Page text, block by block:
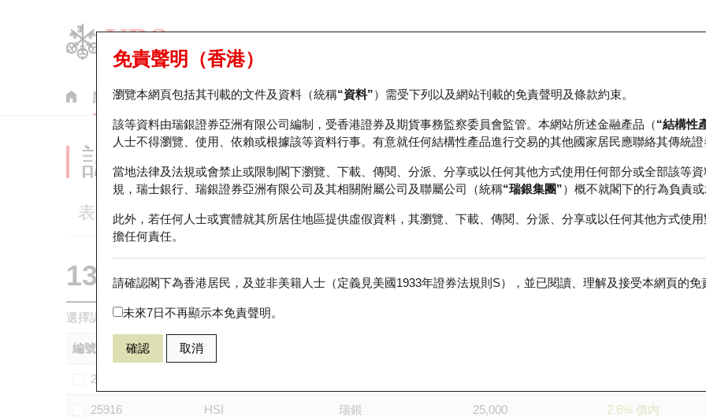
認股證 牛熊證 美股指數產品 輪證市場統計 正股資料及市場統計 瑞銀輪證教室
免責聲明（香港）
瀏覽本網頁包括其刊載的文件及資料（統稱“資料”）需受下列以及網站刊載的免責聲明及條款約束。
該等資料由瑞銀證券亞洲有限公司編制，受香港證券及期貨事務監察委員會監管。本網站所述金融產品（“結構性
人士不得瀏覽、使用、依賴或根據該等資料行事。有意就任何結構性產品進行交易的其他國家居民應聯絡其傳統
當地法律及法規或會禁止或限制閣下瀏覽、下載、傳閱、分派、分享或以任何其他方式使用任何部分或全部該等
規，瑞士銀行、瑞銀證券亞洲有限公司及其相關附屬公司及聯屬公司（統稱“瑞銀集團”）概不就閣下的行為負責
此外，若任何人士或實體就其所居住地區提供虛假資料，其瀏覽、下載、傳閱、分派、分享或以任何其他方式使
擔任何責任。
請確認閣下為香港居民，及並非美籍人士（定義見美國1933年證券法規則S），並已閱讀、理解及接受本網頁的免
未來7日不再顯示本免責聲明。
確認 取消
認股證分析儀
表現 街貨統計 比較
13632 瑞銀認購 HSI 恒生指數
選擇認股證作比較*你可以選擇最多五隻認股證
編號
25830
25916 HSI 瑞銀 25,000 2.6% 價內